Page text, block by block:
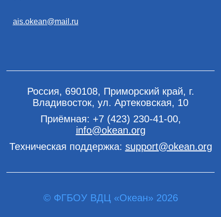
ais.okean@mail.ru
Россия, 690108, Приморский край, г.
Владивосток, ул. Артековская, 10
Приёмная: +7 (423) 230-41-00,
info@okean.org
Техническая поддержка: support@okean.org
© ФГБОУ ВДЦ «Океан» 2026